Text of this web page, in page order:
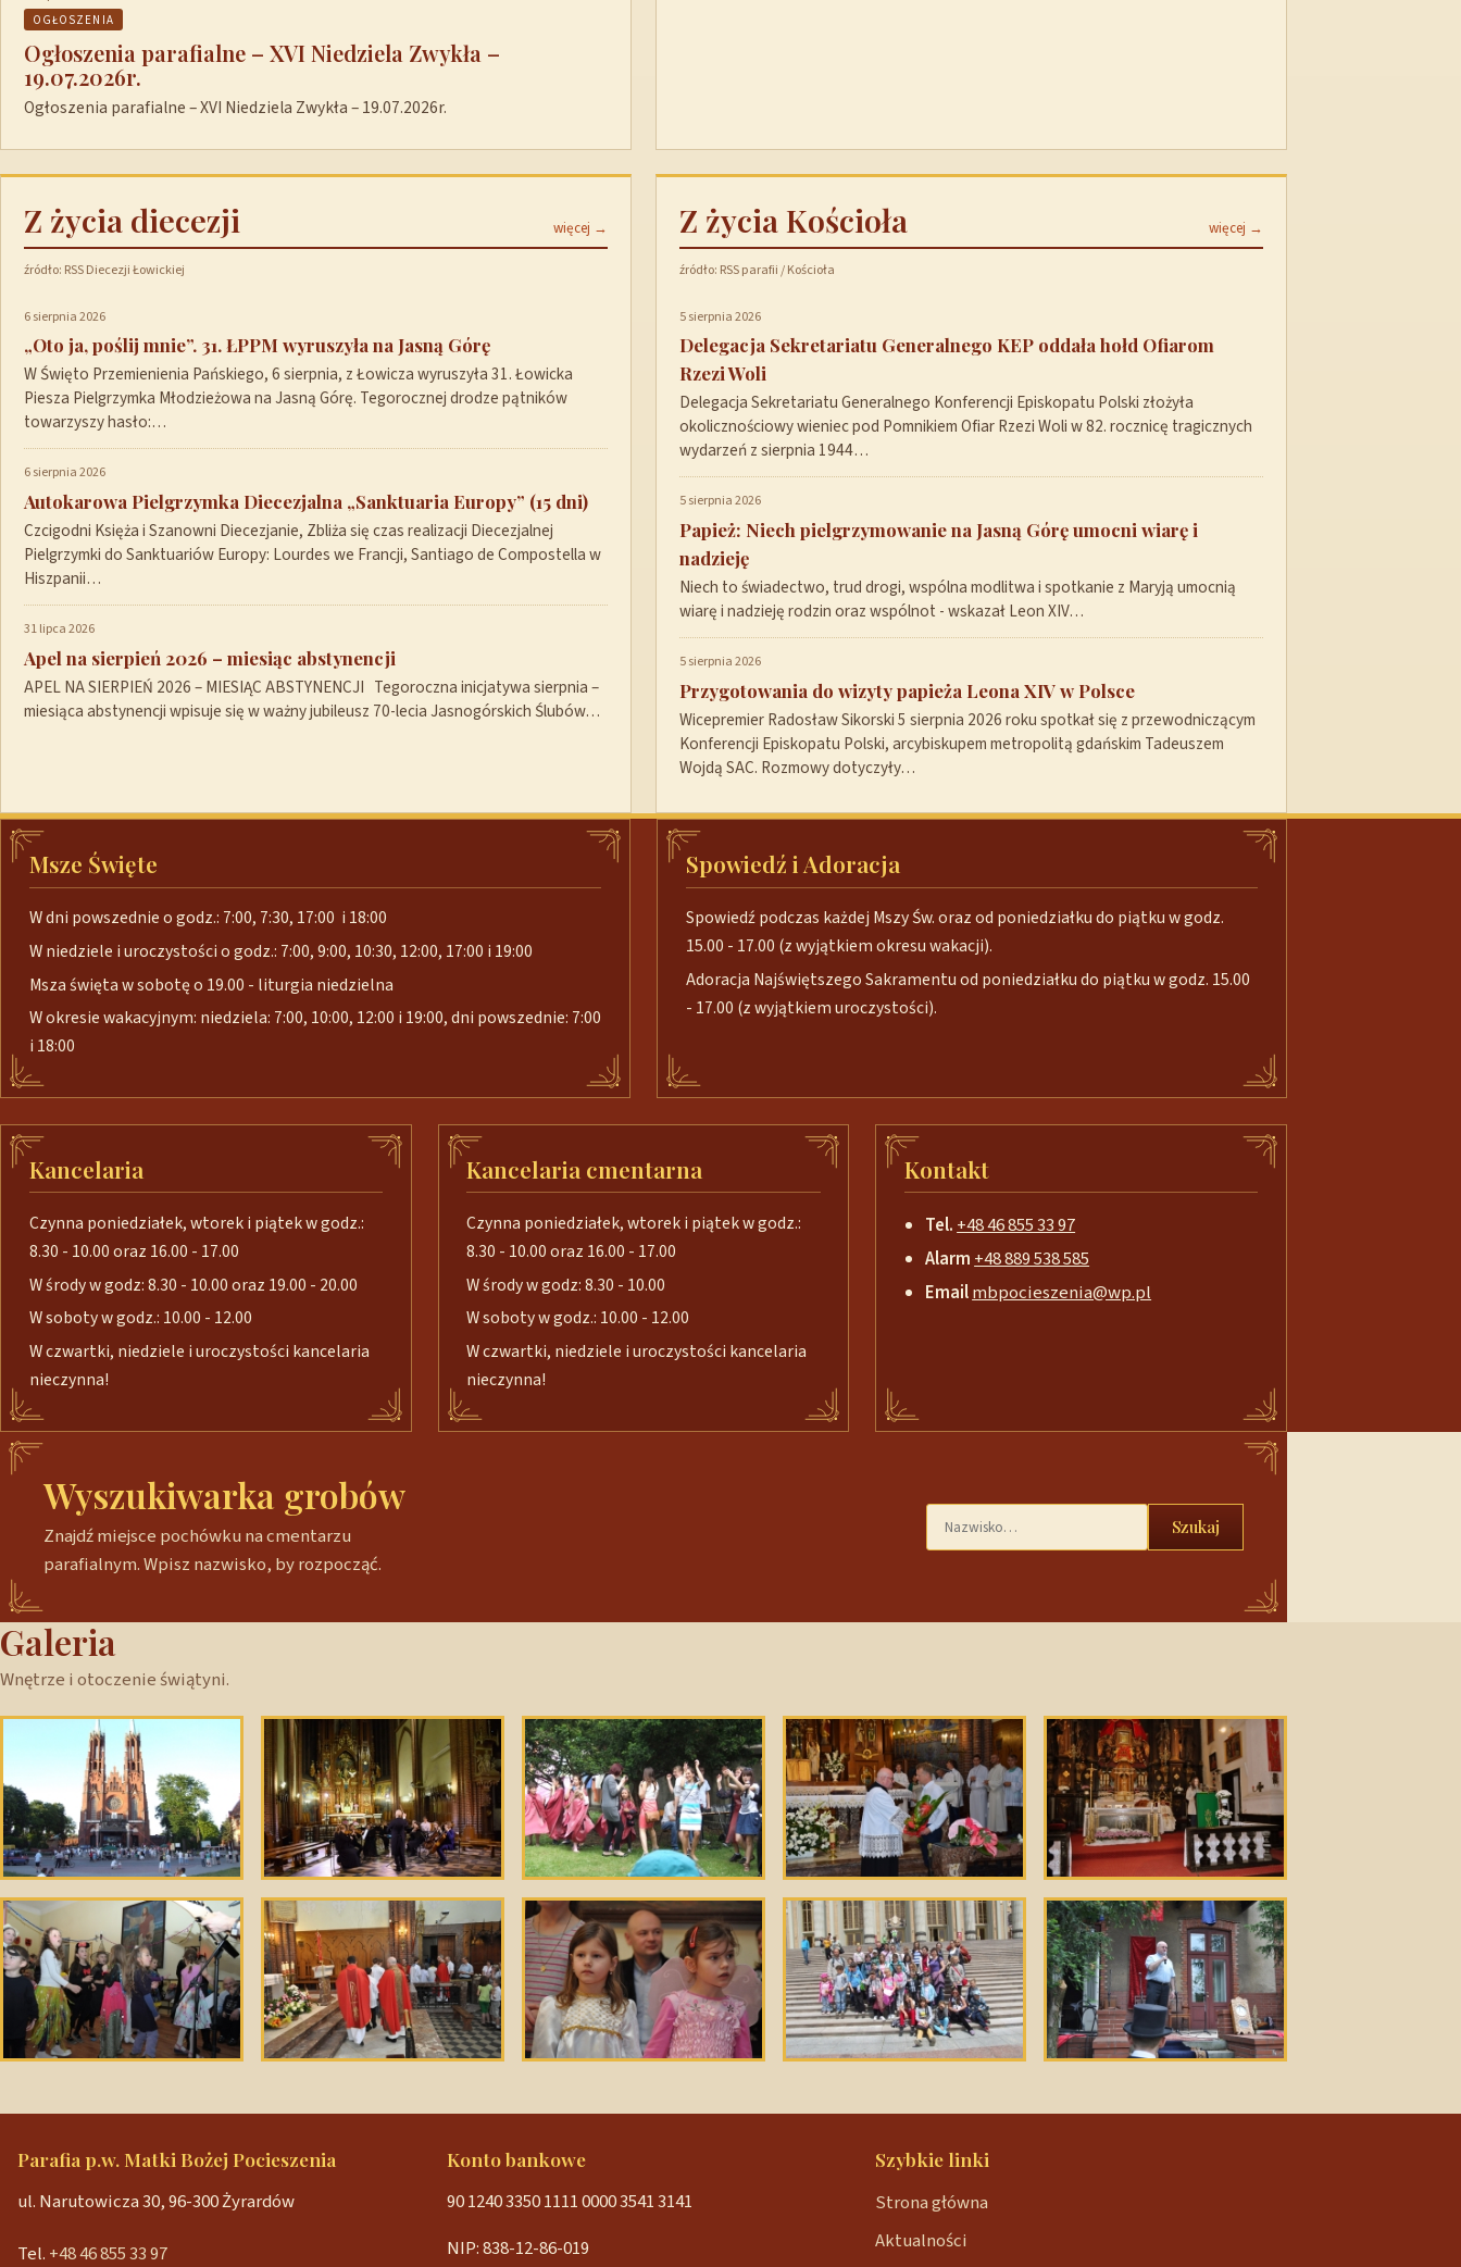
OGŁOSZENIA
Ogłoszenia parafialne – XVI Niedziela Zwykła –
19.07.2026r.
Ogłoszenia parafialne – XVI Niedziela Zwykła – 19.07.2026r.
Z życia diecezji więcej →
źródło: RSS Diecezji Łowickiej
6 sierpnia 2026
„Oto ja, poślij mnie”. 31. ŁPPM wyruszyła na Jasną Górę
W Święto Przemienienia Pańskiego, 6 sierpnia, z Łowicza wyruszyła 31. Łowicka
Piesza Pielgrzymka Młodzieżowa na Jasną Górę. Tegorocznej drodze pątników
towarzyszy hasło:…
6 sierpnia 2026
Autokarowa Pielgrzymka Diecezjalna „Sanktuaria Europy” (15 dni)
Czcigodni Księża i Szanowni Diecezjanie, Zbliża się czas realizacji Diecezjalnej
Pielgrzymki do Sanktuariów Europy: Lourdes we Francji, Santiago de Compostella w
Hiszpanii…
31 lipca 2026
Apel na sierpień 2026 – miesiąc abstynencji
APEL NA SIERPIEŃ 2026 – MIESIĄC ABSTYNENCJI Tegoroczna inicjatywa sierpnia –
miesiąca abstynencji wpisuje się w ważny jubileusz 70-lecia Jasnogórskich Ślubów…
Z życia Kościoła więcej →
źródło: RSS parafii / Kościoła
5 sierpnia 2026
Delegacja Sekretariatu Generalnego KEP oddała hołd Ofiarom
Rzezi Woli
Delegacja Sekretariatu Generalnego Konferencji Episkopatu Polski złożyła
okolicznościowy wieniec pod Pomnikiem Ofiar Rzezi Woli w 82. rocznicę tragicznych
wydarzeń z sierpnia 1944…
5 sierpnia 2026
Papież: Niech pielgrzymowanie na Jasną Górę umocni wiarę i
nadzieję
Niech to świadectwo, trud drogi, wspólna modlitwa i spotkanie z Maryją umocnią
wiarę i nadzieję rodzin oraz wspólnot - wskazał Leon XIV…
5 sierpnia 2026
Przygotowania do wizyty papieża Leona XIV w Polsce
Wicepremier Radosław Sikorski 5 sierpnia 2026 roku spotkał się z przewodniczącym
Konferencji Episkopatu Polski, arcybiskupem metropolitą gdańskim Tadeuszem
Wojdą SAC. Rozmowy dotyczyły…
Msze Święte
W dni powszednie o godz.: 7:00, 7:30, 17:00 i 18:00
W niedziele i uroczystości o godz.: 7:00, 9:00, 10:30, 12:00, 17:00 i 19:00
Msza święta w sobotę o 19.00 - liturgia niedzielna
W okresie wakacyjnym: niedziela: 7:00, 10:00, 12:00 i 19:00, dni powszednie: 7:00
i 18:00
Spowiedź i Adoracja
Spowiedź podczas każdej Mszy Św. oraz od poniedziałku do piątku w godz.
15.00 - 17.00 (z wyjątkiem okresu wakacji).
Adoracja Najświętszego Sakramentu od poniedziałku do piątku w godz. 15.00
- 17.00 (z wyjątkiem uroczystości).
Kancelaria
Czynna poniedziałek, wtorek i piątek w godz.:
8.30 - 10.00 oraz 16.00 - 17.00
W środy w godz: 8.30 - 10.00 oraz 19.00 - 20.00
W soboty w godz.: 10.00 - 12.00
W czwartki, niedziele i uroczystości kancelaria
nieczynna!
Kancelaria cmentarna
Czynna poniedziałek, wtorek i piątek w godz.:
8.30 - 10.00 oraz 16.00 - 17.00
W środy w godz: 8.30 - 10.00
W soboty w godz.: 10.00 - 12.00
W czwartki, niedziele i uroczystości kancelaria
nieczynna!
Kontakt
Tel.+48 46 855 33 97
Alarm+48 889 538 585
Emailmbpocieszenia@wp.pl
Wyszukiwarka grobów
Znajdź miejsce pochówku na cmentarzu
parafialnym. Wpisz nazwisko, by rozpocząć.
Szukaj
Galeria
Wnętrze i otoczenie świątyni.
Parafia p.w. Matki Bożej Pocieszenia
ul. Narutowicza 30, 96-300 Żyrardów
Tel. +48 46 855 33 97
Konto bankowe
90 1240 3350 1111 0000 3541 3141
NIP: 838-12-86-019
Szybkie linki
Strona główna
Aktualności